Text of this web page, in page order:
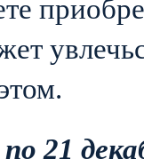
21